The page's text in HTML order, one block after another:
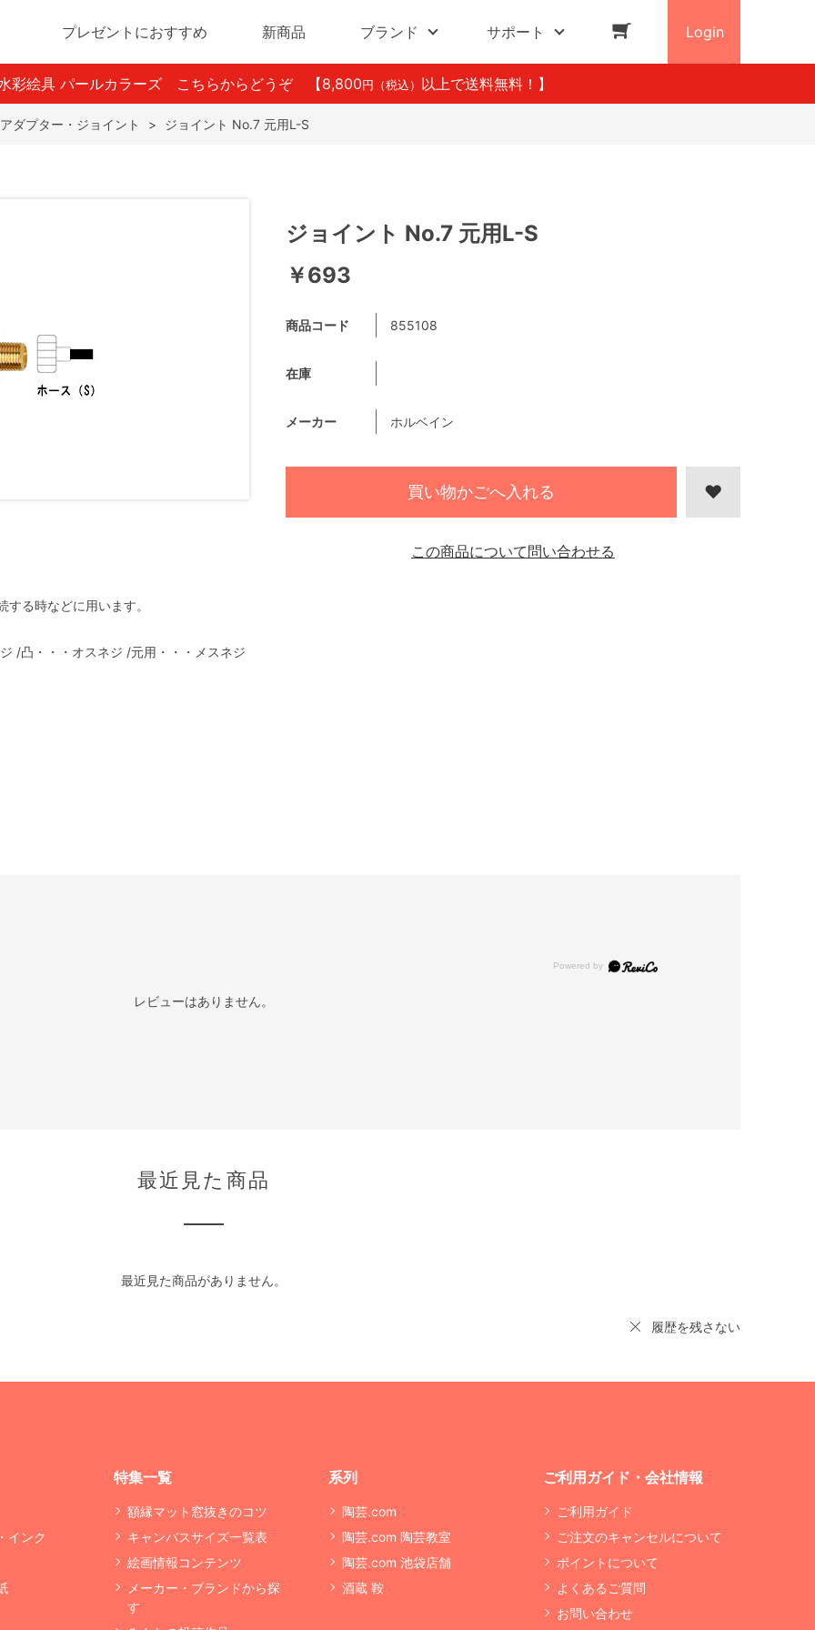
プレゼントにおすすめ 新商品 ブランド サポート Login
彩絵具 パールカラーズ こちらからどうぞ 【8,800 円（税込） 以上で送料無料！】
アダプター・ジョイント > ジョイント No.7 元用L-S
る時などに用います。
/凸・・・オスネジ /元用・・・メスネジ
ジョイント No.7 元用L-S
￥693
商品コード 855108
在庫
メーカー ホルベイン
買い物かごへ入れる
この商品について問い合わせる
レビューはありません。
最近見た商品
最近見た商品がありません。
履歴を残さない
インク
特集一覧
額縁マット窓抜きのコツ
キャンバスサイズ一覧表
絵画情報コンテンツ
メーカー・ブランドから探
す
系列
陶芸.com
陶芸.com 陶芸教室
陶芸.com 池袋店舗
酒蔵 鞍
ご利用ガイド・会社情報
ご利用ガイド
ご注文のキャンセルについて
ポイントについて
よくあるご質問
お問い合わせ